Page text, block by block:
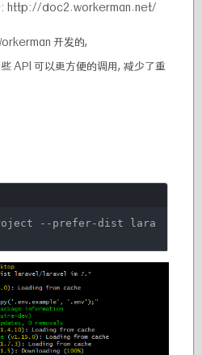
: http://doc2.workerman.net/
开发的,
API 可以更方便的调用, 减少了重
--prefer-dist lara